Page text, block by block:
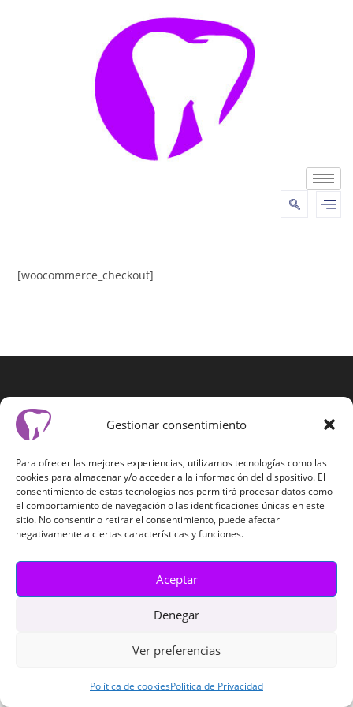
Gestionar consentimiento
Para ofrecer las mejores experiencias, utilizamos tecnologías como las
cookies para almacenar y/o acceder a la información del dispositivo. El
consentimiento de estas tecnologías nos permitirá procesar datos como
el comportamiento de navegación o las identificaciones únicas en este
sitio. No consentir o retirar el consentimiento, puede afectar
negativamente a ciertas características y funciones.
Aceptar
Denegar
Ver preferencias
Política de cookiesPolitica de Privacidad
[woocommerce_checkout]
Política de cookies (UE) Politica de Privacidad
Copyright - WordPress Theme by OceanWP